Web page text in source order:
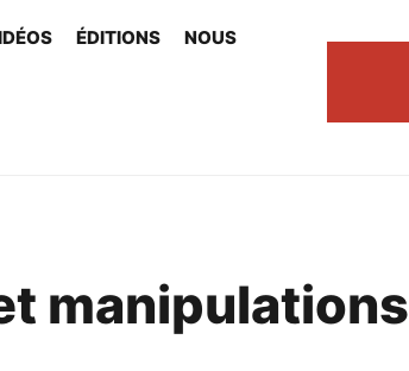
ÉDITIONS NOUS
manipulations